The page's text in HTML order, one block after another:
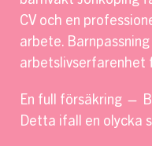
CV och en
arbete.
arbetslivserfarenhet
En full försäkring —
Detta ifall en olycka